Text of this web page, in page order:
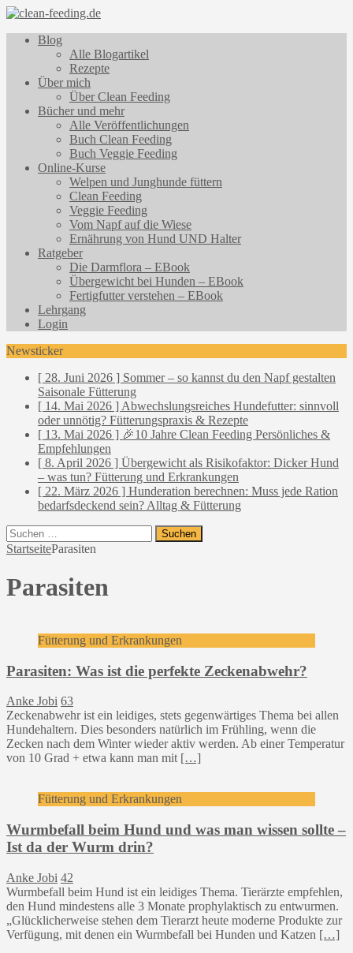
Blog
Alle Blogartikel
Rezepte
Über mich
Über Clean Feeding
Bücher und mehr
Alle Veröffentlichungen
Buch Clean Feeding
Buch Veggie Feeding
Online-Kurse
Welpen und Junghunde füttern
Clean Feeding
Veggie Feeding
Vom Napf auf die Wiese
Ernährung von Hund UND Halter
Ratgeber
Die Darmflora – EBook
Übergewicht bei Hunden – EBook
Fertigfutter verstehen – EBook
Lehrgang
Login
Newsticker
[ 28. Juni 2026 ] Sommer – so kannst du den Napf gestalten
Saisonale Fütterung
[ 14. Mai 2026 ] Abwechslungsreiches Hundefutter: sinnvoll
oder unnötig? Fütterungspraxis & Rezepte
[ 13. Mai 2026 ] 🎉10 Jahre Clean Feeding Persönliches &
Empfehlungen
[ 8. April 2026 ] Übergewicht als Risikofaktor: Dicker Hund
– was tun? Fütterung und Erkrankungen
[ 22. März 2026 ] Hunderation berechnen: Muss jede Ration
bedarfsdeckend sein? Alltag & Fütterung
Suchen
nach:
StartseiteParasiten
Parasiten
Fütterung und Erkrankungen
Parasiten: Was ist die perfekte Zeckenabwehr?
Anke Jobi 63
Zeckenabwehr ist ein leidiges, stets gegenwärtiges Thema bei allen
Hundehaltern. Dies besonders natürlich im Frühling, wenn die
Zecken nach dem Winter wieder aktiv werden. Ab einer Temperatur
von 10 Grad + etwa kann man mit […]
Fütterung und Erkrankungen
Wurmbefall beim Hund und was man wissen sollte –
Ist da der Wurm drin?
Anke Jobi 42
Wurmbefall beim Hund ist ein leidiges Thema. Tierärzte empfehlen,
den Hund mindestens alle 3 Monate prophylaktisch zu entwurmen.
„Glücklicherweise stehen dem Tierarzt heute moderne Produkte zur
Verfügung, mit denen ein Wurmbefall bei Hunden und Katzen […]